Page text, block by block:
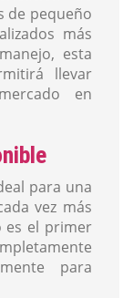
de pequeño
más
esta
llevar
en
para una
vez más
es el primer
para